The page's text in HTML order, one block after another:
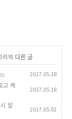
리의 다른 글
2017.05.18
고 케
2017.05.18
발
2017.05.02